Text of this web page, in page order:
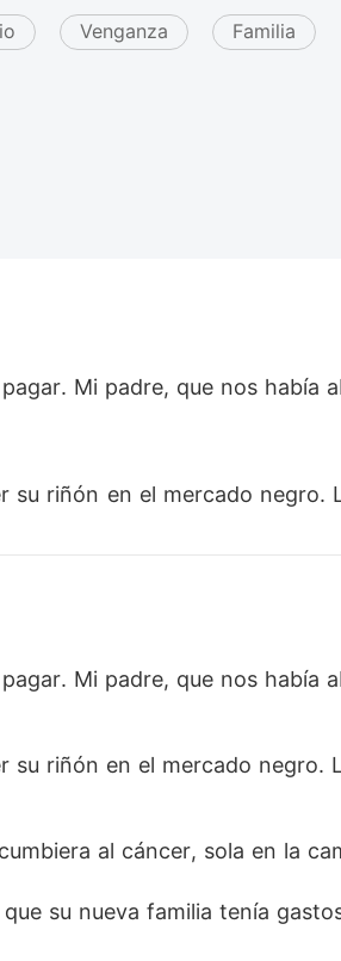
Venganza Familia
Mi padre, que nos había
riñón en el mercado negro.
al cáncer, sola en la
su nueva familia tenía
el divorcio sucedía de
Mi padre, que nos había
riñón en el mercado negro.
al cáncer, sola en la
su nueva familia tenía